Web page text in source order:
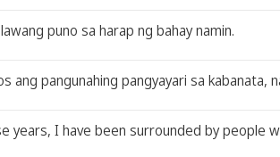
puno sa harap ng bahay namin.
ang pangunahing pangyayari sa
years, I have been surrounded by people